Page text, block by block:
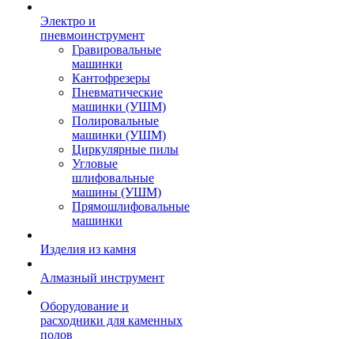
Электро и
пневмоинструмент
Гравировальные
машинки
Кантофрезеры
Пневматические
машинки (УШМ)
Полировальные
машинки (УШМ)
Циркулярные пилы
Угловые
шлифовальные
машины (УШМ)
Прямошлифовальные
машинки
Изделия из камня
Алмазный инструмент
Оборудование и
расходники для каменных
полов